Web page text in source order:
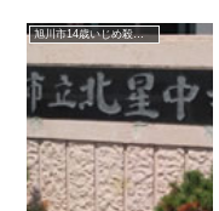
旭川市14歳いじめ殺人事件